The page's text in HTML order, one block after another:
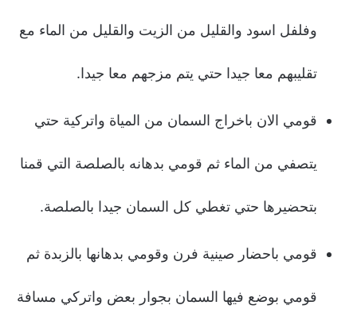
وفلفل اسود والقليل من الزيت والقليل من الماء مع
تقليبهم معا جيدا حتي يتم مزجهم معا جيدا.
قومي الان باخراج السمان من المياة واتركية حتي
يتصفي من الماء ثم قومي بدهانه بالصلصة التي قمنا
بتحضيرها حتي تغطي كل السمان جيدا بالصلصة.
قومي باحضار صينية فرن وقومي بدهانها بالزبدة ثم
قومي بوضع فيها السمان بجوار بعض واتركي مسافة